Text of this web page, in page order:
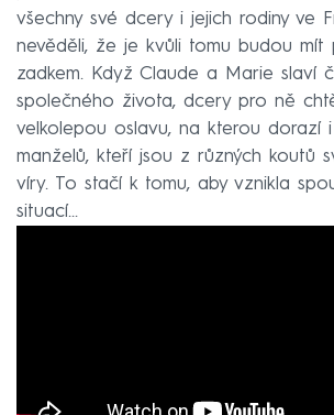
všechny své dcery i jejich rodiny ve
nevěděli, že je kvůli tomu budou mít
zadkem. Když Claude a Marie slaví
společného života, dcery pro ně
velkolepou oslavu, na kterou dorazí
manželů, kteří jsou z různých koutů
víry. To stačí k tomu, aby vznikla
situací...